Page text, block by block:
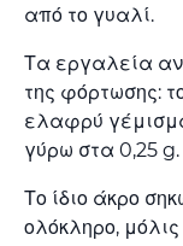
από το γυαλί.
Τα εργαλεία
της φόρτωσης:
ελαφρύ
γύρω στα 0,25 g.
Το ίδιο άκρο
ολόκληρο,